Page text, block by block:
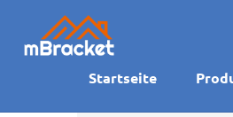
Startseite